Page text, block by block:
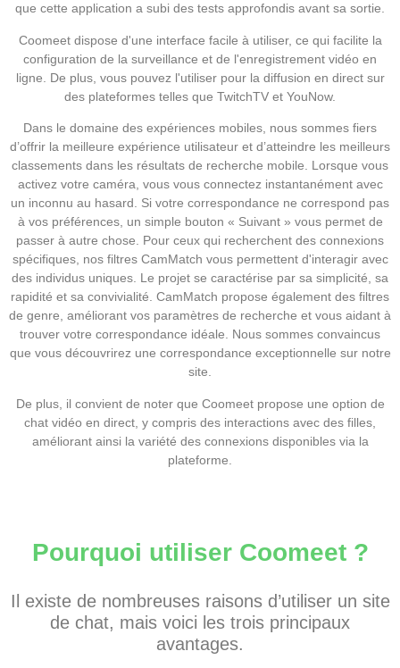
que cette application a subi des tests approfondis avant sa sortie.
Coomeet dispose d'une interface facile à utiliser, ce qui facilite la
configuration de la surveillance et de l'enregistrement vidéo en
ligne. De plus, vous pouvez l'utiliser pour la diffusion en direct sur
des plateformes telles que TwitchTV et YouNow.
Dans le domaine des expériences mobiles, nous sommes fiers
d’offrir la meilleure expérience utilisateur et d’atteindre les meilleurs
classements dans les résultats de recherche mobile. Lorsque vous
activez votre caméra, vous vous connectez instantanément avec
un inconnu au hasard. Si votre correspondance ne correspond pas
à vos préférences, un simple bouton « Suivant » vous permet de
passer à autre chose. Pour ceux qui recherchent des connexions
spécifiques, nos filtres CamMatch vous permettent d'interagir avec
des individus uniques. Le projet se caractérise par sa simplicité, sa
rapidité et sa convivialité. CamMatch propose également des filtres
de genre, améliorant vos paramètres de recherche et vous aidant à
trouver votre correspondance idéale. Nous sommes convaincus
que vous découvrirez une correspondance exceptionnelle sur notre
site.
De plus, il convient de noter que Coomeet propose une option de
chat vidéo en direct, y compris des interactions avec des filles,
améliorant ainsi la variété des connexions disponibles via la
plateforme.
Pourquoi utiliser Coomeet ?
Il existe de nombreuses raisons d’utiliser un site
de chat, mais voici les trois principaux
avantages.